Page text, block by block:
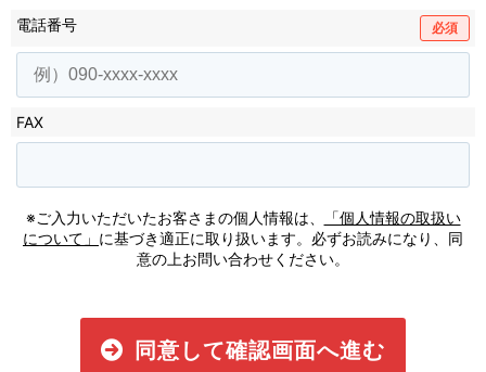
電話番号 必須
FAX
※ご入力いただいたお客さまの個人情報は、
「個人情報の取扱い
について」 に基づき適正に取り扱います。必ずお読みになり、同
意の上お問い合わせください。
同意して確認画面へ進む